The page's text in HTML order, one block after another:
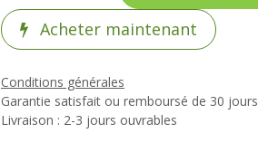
Acheter maintenant
Conditions générales
Garantie satisfait ou remboursé de 30 jours
Livraison : 2-3 jours ouvrables